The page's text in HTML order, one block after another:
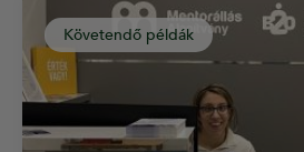
Követendő példák